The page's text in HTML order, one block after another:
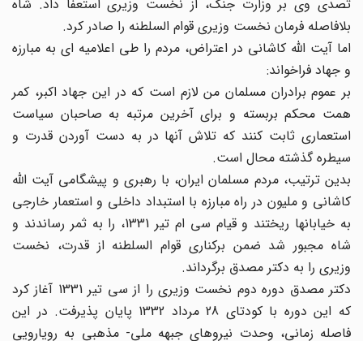
تصدی وی بر وزارت جنگ، از نخست وزیری استعفا داد. شاه
بلافاصله فرمان نخست وزیری قوام السلطنه را صادر کرد.
اما آیت الله کاشانی در اعتراض، مردم را طی اعلامیه ای به مبارزه
و جهاد فراخواند:
بر عموم برادران مسلمان من لازم است که در این جهاد اکبر، کمر
همت محکم بربسته و برای آخرین مرتبه به صاحبان سیاست
استعماری ثابت کنند که تلاش آنها در به دست آوردن قدرت و
سیطره گذشته محال است.
بدین ترتیب، مردم مسلمان ایران، با رهبری و پیشگامی آیت الله
کاشانی و ملیون در راه مبارزه با استبداد داخلی و استعمار خارجی
به خیابانها ریختند و قیام سی ام تیر 1331، را به ثمر رساندند و
شاه مجبور شد ضمن برکناری قوام السلطنه از قدرت، نخست
وزیری را به دکتر مصدق برگرداند.
دکتر مصدق دوره دوم نخست وزیری را از سی تیر 1331 آغاز کرد
که این دوره با کودتای 28 مرداد 1332 پایان پذیرفت. در این
فاصله زمانی، وحدت نیروهای جبهه ملی- مذهبی به رویارویی